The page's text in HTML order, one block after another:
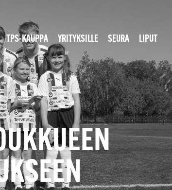
TPS-KAUPPA YRITYKSILLE SEURA LIPUT